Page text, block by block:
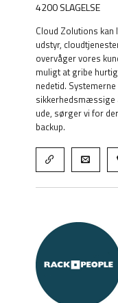
4200 SLAGELSE
Cloud Zolutions kan
udstyr,
overvåger vores
muligt at gribe
nedetid.
sikkerhedsmæssige
ude, sørger vi for
backup.